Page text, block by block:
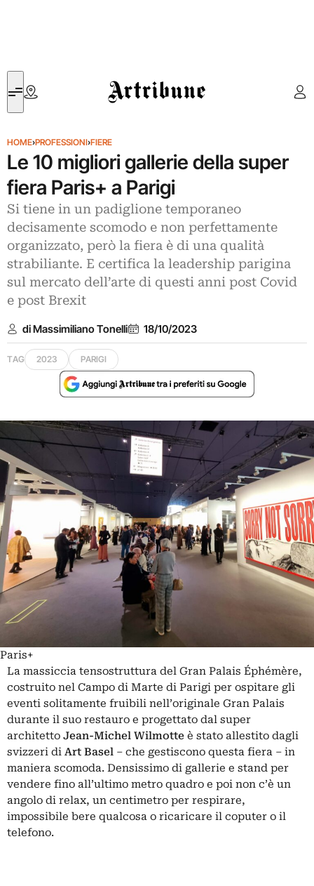
Artribune
HOME›PROFESSIONI›FIERE
Le 10 migliori gallerie della super
fiera Paris+ a Parigi
Si tiene in un padiglione temporaneo
decisamente scomodo e non perfettamente
organizzato, però la fiera è di una qualità
strabiliante. E certifica la leadership parigina
sul mercato dell’arte di questi anni post Covid
e post Brexit
di Massimiliano Tonelli 18/10/2023
TAG 2023 PARIGI
Paris+
La massiccia tensostruttura del Gran Palais Éphémère,
costruito nel Campo di Marte di Parigi per ospitare gli
eventi solitamente fruibili nell’originale Gran Palais
durante il suo restauro e progettato dal super
architetto Jean-Michel Wilmotte è stato allestito dagli
svizzeri di Art Basel – che gestiscono questa fiera – in
maniera scomoda. Densissimo di gallerie e stand per
vendere fino all’ultimo metro quadro e poi non c’è un
angolo di relax, un centimetro per respirare,
impossibile bere qualcosa o ricaricare il coputer o il
telefono.